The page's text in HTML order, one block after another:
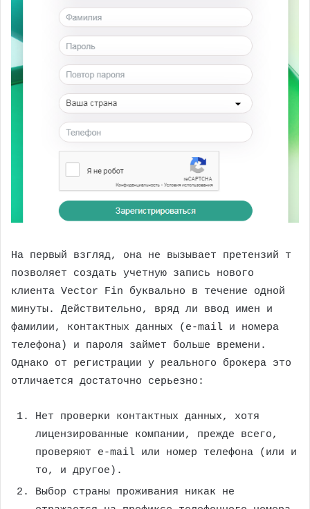
На первый взгляд, она не вызывает претензий т
позволяет создать учетную запись нового
клиента Vector Fin буквально в течение одной
минуты. Действительно, вряд ли ввод имен и
фамилии, контактных данных (e-mail и номера
телефона) и пароля займет больше времени.
Однако от регистрации у реального брокера это
отличается достаточно серьезно:
Нет проверки контактных данных, хотя
лицензированные компании, прежде всего,
проверяют e-mail или номер телефона (или и
то, и другое).
Выбор страны проживания никак не